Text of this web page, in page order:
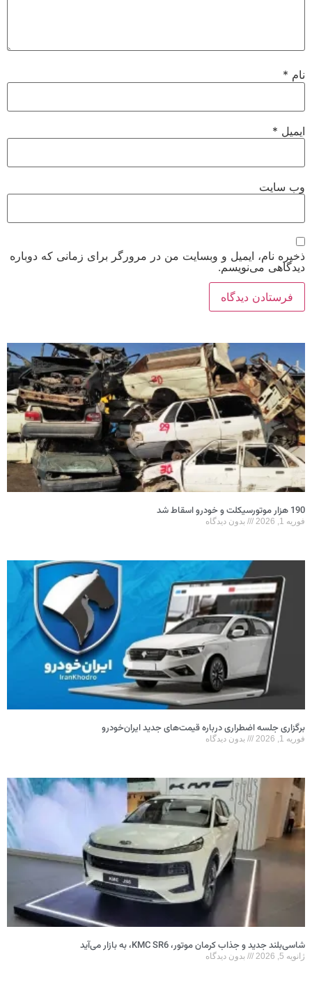
نام*
ایمیل*
وب‌ سایت
ذخیره نام، ایمیل و وبسایت من در مرورگر برای زمانی که دوباره
دیدگاهی می‌نویسم.
190 هزار موتورسیکلت و خودرو اسقاط شد
فوریه 1, 2026 بدون دیدگاه
برگزاری جلسه اضطراری درباره قیمت‌های جدید ایران‌خودرو
فوریه 1, 2026 بدون دیدگاه
شاسی‌بلند جدید و جذاب کرمان موتور، KMC SR6، به بازار می‌آید
ژانویه 5, 2026 بدون دیدگاه